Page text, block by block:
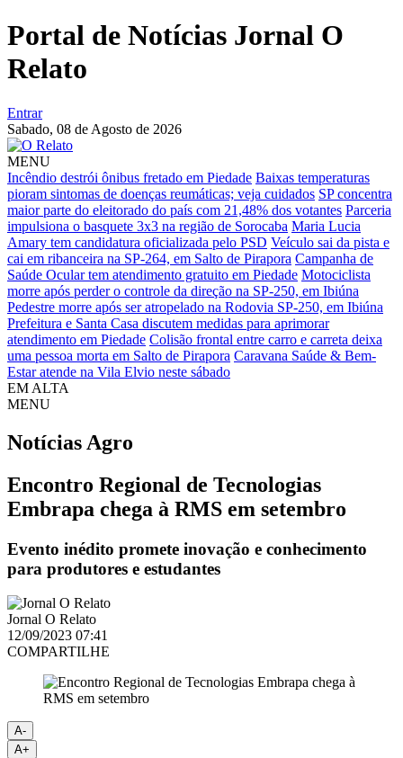
Portal de Notícias Jornal O
Relato
Entrar
Sabado, 08 de Agosto de 2026
MENU
Incêndio destrói ônibus fretado em Piedade Baixas temperaturas
pioram sintomas de doenças reumáticas; veja cuidados SP concentra
maior parte do eleitorado do país com 21,48% dos votantes Parceria
impulsiona o basquete 3x3 na região de Sorocaba Maria Lucia
Amary tem candidatura oficializada pelo PSD Veículo sai da pista e
cai em ribanceira na SP-264, em Salto de Pirapora Campanha de
Saúde Ocular tem atendimento gratuito em Piedade Motociclista
morre após perder o controle da direção na SP-250, em Ibiúna
Pedestre morre após ser atropelado na Rodovia SP-250, em Ibiúna
Prefeitura e Santa Casa discutem medidas para aprimorar
atendimento em Piedade Colisão frontal entre carro e carreta deixa
uma pessoa morta em Salto de Pirapora Caravana Saúde & Bem-
Estar atende na Vila Elvio neste sábado
EM ALTA
MENU
Notícias Agro
Encontro Regional de Tecnologias
Embrapa chega à RMS em setembro
Evento inédito promete inovação e conhecimento
para produtores e estudantes
Jornal O Relato
12/09/2023 07:41
COMPARTILHE
A-
A+